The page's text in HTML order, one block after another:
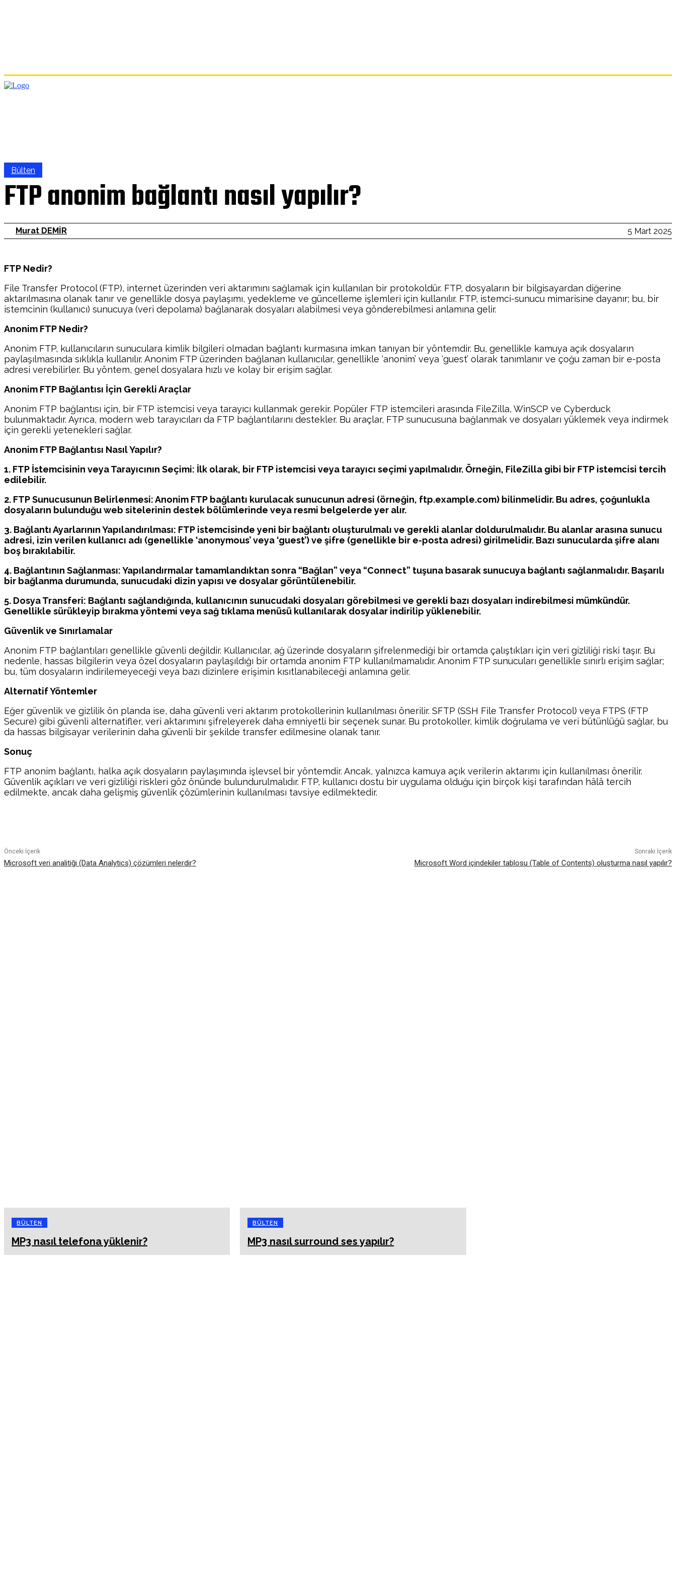
Bülten
FTP anonim bağlantı nasıl yapılır?
5 Mart 2025
Murat DEMİR
FTP Nedir?
File Transfer Protocol (FTP), internet üzerinden veri aktarımını sağlamak için kullanılan bir protokoldür. FTP, dosyaların bir bilgisayardan diğerine
aktarılmasına olanak tanır ve genellikle dosya paylaşımı, yedekleme ve güncelleme işlemleri için kullanılır. FTP, istemci-sunucu mimarisine dayanır; bu, bir
istemcinin (kullanıcı) sunucuya (veri depolama) bağlanarak dosyaları alabilmesi veya gönderebilmesi anlamına gelir.
Anonim FTP Nedir?
Anonim FTP, kullanıcıların sunuculara kimlik bilgileri olmadan bağlantı kurmasına imkan tanıyan bir yöntemdir. Bu, genellikle kamuya açık dosyaların
paylaşılmasında sıklıkla kullanılır. Anonim FTP üzerinden bağlanan kullanıcılar, genellikle ‘anonim’ veya ‘guest’ olarak tanımlanır ve çoğu zaman bir e-posta
adresi verebilirler. Bu yöntem, genel dosyalara hızlı ve kolay bir erişim sağlar.
Anonim FTP Bağlantısı İçin Gerekli Araçlar
Anonim FTP bağlantısı için, bir FTP istemcisi veya tarayıcı kullanmak gerekir. Popüler FTP istemcileri arasında FileZilla, WinSCP ve Cyberduck
bulunmaktadır. Ayrıca, modern web tarayıcıları da FTP bağlantılarını destekler. Bu araçlar, FTP sunucusuna bağlanmak ve dosyaları yüklemek veya indirmek
için gerekli yetenekleri sağlar.
Anonim FTP Bağlantısı Nasıl Yapılır?
1. FTP İstemcisinin veya Tarayıcının Seçimi: İlk olarak, bir FTP istemcisi veya tarayıcı seçimi yapılmalıdır. Örneğin, FileZilla gibi bir FTP istemcisi tercih
edilebilir.
2. FTP Sunucusunun Belirlenmesi: Anonim FTP bağlantı kurulacak sunucunun adresi (örneğin, ftp.example.com) bilinmelidir. Bu adres, çoğunlukla
dosyaların bulunduğu web sitelerinin destek bölümlerinde veya resmi belgelerde yer alır.
3. Bağlantı Ayarlarının Yapılandırılması: FTP istemcisinde yeni bir bağlantı oluşturulmalı ve gerekli alanlar doldurulmalıdır. Bu alanlar arasına sunucu
adresi, izin verilen kullanıcı adı (genellikle ‘anonymous’ veya ‘guest’) ve şifre (genellikle bir e-posta adresi) girilmelidir. Bazı sunucularda şifre alanı
boş bırakılabilir.
4. Bağlantının Sağlanması: Yapılandırmalar tamamlandıktan sonra “Bağlan” veya “Connect” tuşuna basarak sunucuya bağlantı sağlanmalıdır. Başarılı
bir bağlanma durumunda, sunucudaki dizin yapısı ve dosyalar görüntülenebilir.
5. Dosya Transferi: Bağlantı sağlandığında, kullanıcının sunucudaki dosyaları görebilmesi ve gerekli bazı dosyaları indirebilmesi mümkündür.
Genellikle sürükleyip bırakma yöntemi veya sağ tıklama menüsü kullanılarak dosyalar indirilip yüklenebilir.
Güvenlik ve Sınırlamalar
Anonim FTP bağlantıları genellikle güvenli değildir. Kullanıcılar, ağ üzerinde dosyaların şifrelenmediği bir ortamda çalıştıkları için veri gizliliği riski taşır. Bu
nedenle, hassas bilgilerin veya özel dosyaların paylaşıldığı bir ortamda anonim FTP kullanılmamalıdır. Anonim FTP sunucuları genellikle sınırlı erişim sağlar;
bu, tüm dosyaların indirilemeyeceği veya bazı dizinlere erişimin kısıtlanabileceği anlamına gelir.
Alternatif Yöntemler
Eğer güvenlik ve gizlilik ön planda ise, daha güvenli veri aktarım protokollerinin kullanılması önerilir. SFTP (SSH File Transfer Protocol) veya FTPS (FTP
Secure) gibi güvenli alternatifler, veri aktarımını şifreleyerek daha emniyetli bir seçenek sunar. Bu protokoller, kimlik doğrulama ve veri bütünlüğü sağlar, bu
da hassas bilgisayar verilerinin daha güvenli bir şekilde transfer edilmesine olanak tanır.
Sonuç
FTP anonim bağlantı, halka açık dosyaların paylaşımında işlevsel bir yöntemdir. Ancak, yalnızca kamuya açık verilerin aktarımı için kullanılması önerilir.
Güvenlik açıkları ve veri gizliliği riskleri göz önünde bulundurulmalıdır. FTP, kullanıcı dostu bir uygulama olduğu için birçok kişi tarafından hâlâ tercih
edilmekte, ancak daha gelişmiş güvenlik çözümlerinin kullanılması tavsiye edilmektedir.
Önceki İçerik
Microsoft veri analitiği (Data Analytics) çözümleri nelerdir?
Sonraki İçerik
Microsoft Word içindekiler tablosu (Table of Contents) oluşturma nasıl yapılır?
BÜLTEN
MP3 nasıl telefona yüklenir?
BÜLTEN
MP3 nasıl surround ses yapılır?